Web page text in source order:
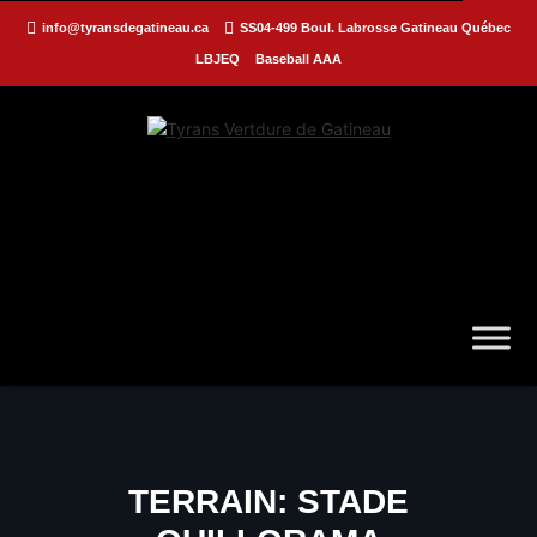
info@tyransdegatineau.ca SS04-499 Boul. Labrosse Gatineau Québec
LBJEQ Baseball AAA
TERRAIN: STADE